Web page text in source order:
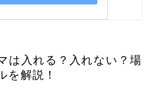
は入れる？入れない？場
を解説！